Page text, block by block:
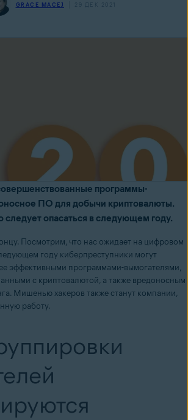
GRACE MACEJ 29 ДЕК 2021
программы-
ПО для добычи криптовалюты.
следует опасаться в следующем году.
Посмотрим, что нас ожидает на цифровом
году киберпреступники могут
эффективными программами-вымогателями,
с криптовалютой, а также вредоносным
Мишенью хакеров также станут компании,
работу.